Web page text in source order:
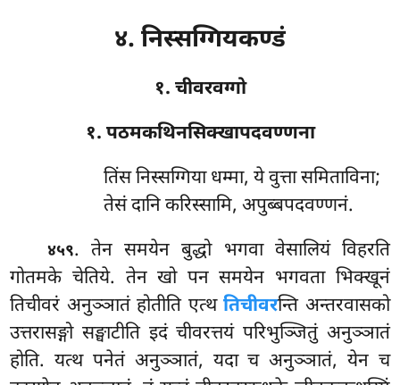
४. निस्सग्गियकण्डं
१. चीवरवग्गो
१. पठमकथिनसिक्खापदवण्णना
तिंसनिस्सग्गिया धम्मा, ये वुत्ता समिताविना;
तेसं दानि करिस्सामि, अपुब्बपदवण्णनं.
४५९. तेनसमयेन बुद्धो भगवा वेसालियं विहरति
गोतमके चेतिये. तेन खो पन समयेन भगवता भिक्खूनं
तिचीवरं अनुञ्ञातं होतीति एत्थतिचीवरन्ति अन्तरवासको
उत्तरासङ्गो सङ्घाटीति इदं चीवरत्तयं परिभुञ्जितुं अनुञ्ञातं
होति. यत्थ पनेतं अनुञ्ञातं, यदा च अनुञ्ञातं, येन च